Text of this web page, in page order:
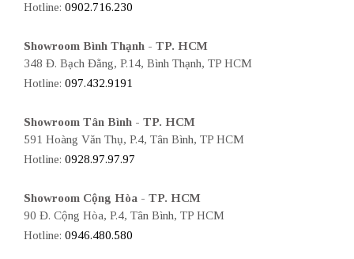
Hotline: 0902.716.230
Showroom Bình Thạnh - TP. HCM
348 Đ. Bạch Đằng, P.14, Bình Thạnh, TP HCM
Hotline: 097.432.9191
Showroom Tân Bình - TP. HCM
591 Hoàng Văn Thụ, P.4, Tân Bình, TP HCM
Hotline: 0928.97.97.97
Showroom Cộng Hòa - TP. HCM
90 Đ. Cộng Hòa, P.4, Tân Bình, TP HCM
Hotline: 0946.480.580